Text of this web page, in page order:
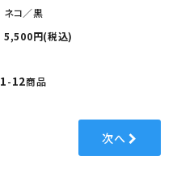
ネコ／黒
5,500円(税込)
1-12商品
次へ